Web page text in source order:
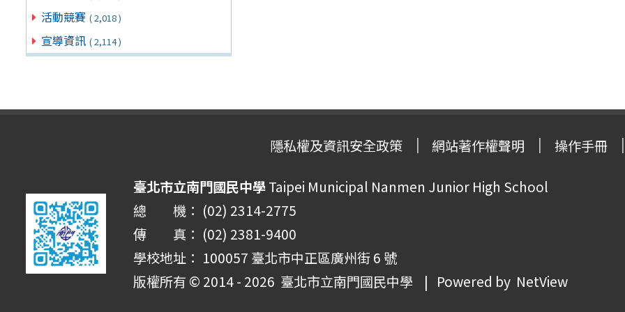
活動競賽 ( 2,018 )
宣導資訊 ( 2,114 )
隱私權及資訊安全政策 網站著作權聲明 操作手冊
臺北市立南門國民中學Taipei Municipal Nanmen Junior High School
總 機： (02) 2314-2775
傳 真： (02) 2381-9400
學校地址： 100057 臺北市中正區廣州街 6 號
版權所有 © 2014 - 2026 臺北市立南門國民中學 | Powered by NetView